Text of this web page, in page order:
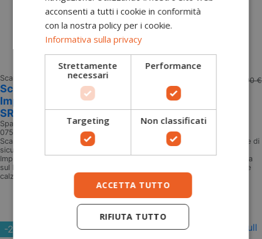
Scarpe antinfortunistiche Basse
Scarpe antinfortunistiche basse
Impulse Luton S1PS ESD FO HRO
SR Sparco
Sparco
07545S1NRGF
122,90 €
Scarpe antinfortunistiche metal free Impulse Luton S1PS ESD Calzature di
sicurezza S1PS SR FO HRO ESD traspiranti, estive, sportive. Linea
Impulse: Linea Progettata per soddisfare i più alti standard di sicurezza
sul lavoro, rappresentando il massimo dell'innovazione nel mondo delle
calzature di sicurezza. Design ispirato nelle linee e nei colori dalla...
Aggiungi al carrello
-20,00 €
acconsenti a tutti i cookie in conformità
con la nostra policy per i cookie.
Informativa sulla privacy
Strettamente
necessari
Performance
Targeting Non classificati
ACCETTA TUTTO
RIFIUTA TUTTO